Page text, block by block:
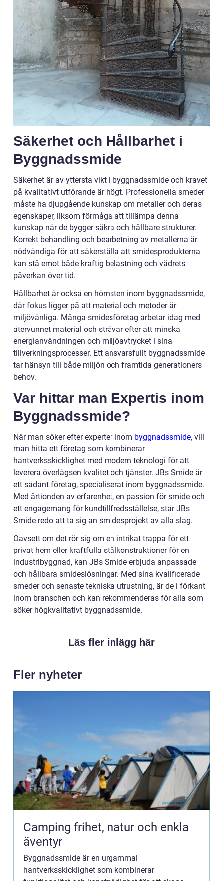
Säkerhet och Hållbarhet i
Byggnadssmide
Säkerhet är av yttersta vikt i byggnadssmide och kravet
på kvalitativt utförande är högt. Professionella smeder
måste ha djupgående kunskap om metaller och deras
egenskaper, liksom förmåga att tillämpa denna
kunskap när de bygger säkra och hållbare strukturer.
Korrekt behandling och bearbetning av metallerna är
nödvändiga för att säkerställa att smidesprodukterna
kan stå emot både kraftig belastning och vädrets
påverkan över tid.
Hållbarhet är också en hörnsten inom byggnadssmide,
där fokus ligger på att material och metoder är
miljövänliga. Många smidesföretag arbetar idag med
återvunnet material och strävar efter att minska
energianvändningen och miljöavtrycket i sina
tillverkningsprocesser. Ett ansvarsfullt byggnadssmide
tar hänsyn till både miljön och framtida generationers
behov.
Var hittar man Expertis inom
Byggnadssmide?
När man söker efter experter inom byggnadssmide, vill
man hitta ett företag som kombinerar
hantverksskicklighet med modern teknologi för att
leverera överlägsen kvalitet och tjänster. JBs Smide är
ett sådant företag, specialiserat inom byggnadssmide.
Med årtionden av erfarenhet, en passion för smide och
ett engagemang för kundtillfredsställelse, står JBs
Smide redo att ta sig an smidesprojekt av alla slag.
Oavsett om det rör sig om en intrikat trappa för ett
privat hem eller kraftfulla stålkonstruktioner för en
industribyggnad, kan JBs Smide erbjuda anpassade
och hållbara smideslösningar. Med sina kvalificerade
smeder och senaste tekniska utrustning, är de i förkant
inom branschen och kan rekommenderas för alla som
söker högkvalitativt byggnadssmide.
Läs fler inlägg här
Fler nyheter
Camping frihet, natur och enkla
äventyr
Byggnadssmide är en urgammal
hantverksskicklighet som kombinerar